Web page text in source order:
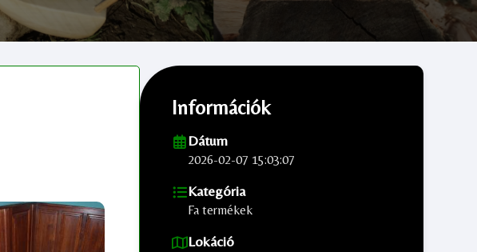
Információk
Dátum
2026-02-07 15:03:07
Kategória
Fa termékek
Lokáció